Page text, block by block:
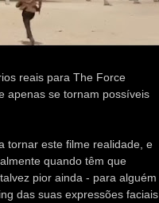
reais para The Force
apenas se tornam possíveis
tornar este filme realidade, e
quando têm que
pior ainda - para alguém
das suas expressões faciais